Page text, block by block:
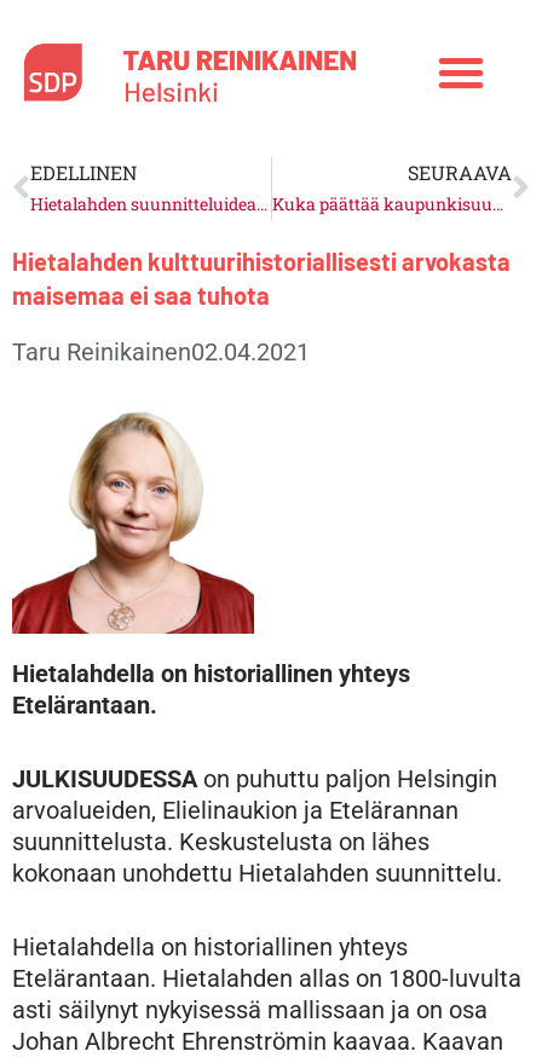
sisältöön
Prev
EDELLINEN
Hietalahden suunnitteluideat eivät kunnioita alueen historiaa
SEURAAVA
Kuka päättää kaupunkisuunnittelussa?
Hietalahden kulttuurihistoriallisesti arvokasta
maisemaa ei saa tuhota
Taru Reinikainen02.04.2021
Hietalahdella on historiallinen yhteys
Etelärantaan.
JULKISUUDESSAon puhuttu paljon Helsingin
arvoalueiden, Elielinaukion ja Etelärannan
suunnittelusta. Keskustelusta on lähes
kokonaan unohdettu Hietalahden suunnittelu.
Hietalahdella on historiallinen yhteys
Etelärantaan. Hietalahden allas on 1800-luvulta
asti säilynyt nykyisessä mallissaan ja on osa
Johan Albrecht Ehrenströmin kaavaa. Kaavan